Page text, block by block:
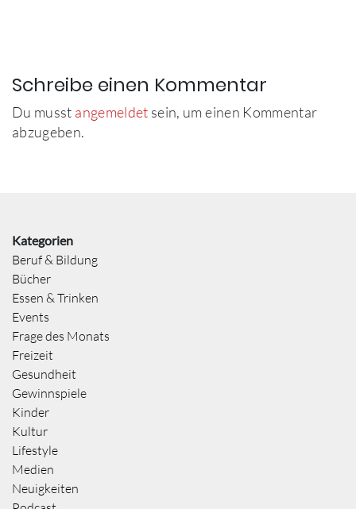
Schreibe einen Kommentar
Du musst angemeldet sein, um einen Kommentar
abzugeben.
Kategorien
Beruf & Bildung
Bücher
Essen & Trinken
Events
Frage des Monats
Freizeit
Gesundheit
Gewinnspiele
Kinder
Kultur
Lifestyle
Medien
Neuigkeiten